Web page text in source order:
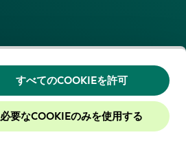
すべてのCOOKIEを許可
必要なCOOKIEのみを使用する